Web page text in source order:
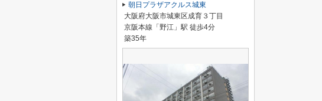
朝日プラザアクルス城東
大阪府大阪市城東区成育３丁目
京阪本線「野江」駅 徒歩4分
築35年